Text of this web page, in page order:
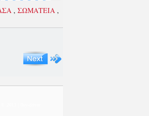
, ΣΩΜΑΤΕΙΑ ,